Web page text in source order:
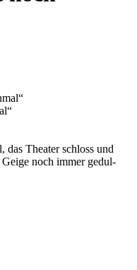
das Thea­ter schloss und
Gei­ge noch immer gedul­